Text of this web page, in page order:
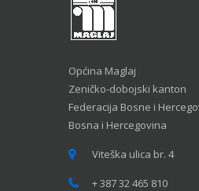
Općina Maglaj
Zeničko-dobojski kanton
Federacija Bosne i
Bosna i Hercegovina
Viteška ulica br. 4
+ 387 32 465 810